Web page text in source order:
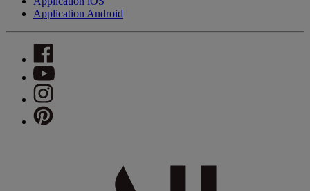
Application Android